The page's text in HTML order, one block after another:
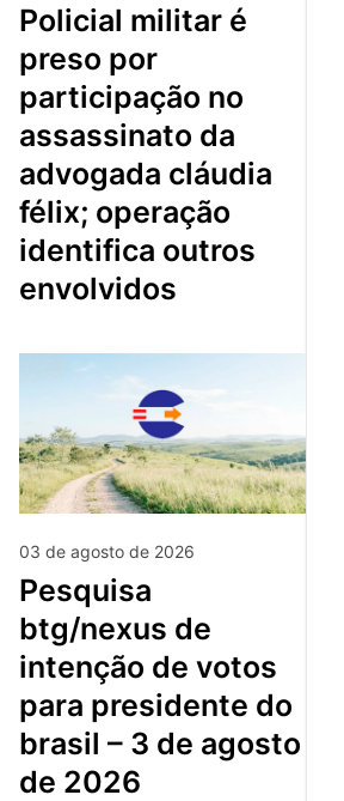
policial militar é
preso por
participação no
assassinato da
advogada cláudia
félix; operação
identifica outros
envolvidos
03 de agosto de 2026
pesquisa
btg/nexus de
intenção de votos
para presidente do
brasil – 3 de agosto
de 2026